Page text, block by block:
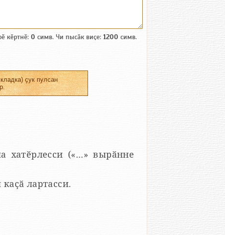
кӗртнӗ: 0 симв. Чи пысӑк виҫе: 1200 симв.
ҫук пулсан
хатӗрлесси («...» вырӑнне
лартасси.